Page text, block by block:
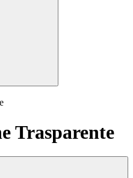
Trasparente